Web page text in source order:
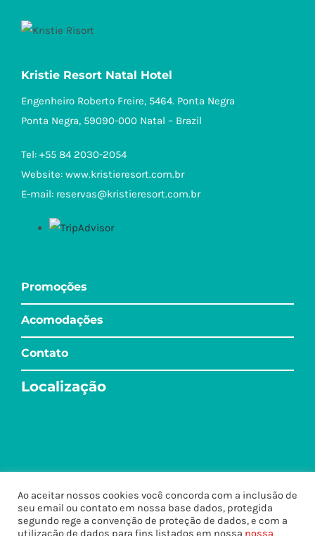
Kristie Resort Natal Hotel
Engenheiro Roberto Freire, 5464. Ponta Negra
Ponta Negra, 59090-000 Natal – Brazil
Tel: +55 84 2030-2054
Website: www.kristieresort.com.br
E-mail: reservas@kristieresort.com.br
Promoções
Acomodações
Contato
Localização
Ao aceitar nossos cookies você concorda com a inclusão de
seu email ou contato em nossa base dados, protegida
segundo rege a convenção de proteção de dados, e com a
utilização de dados para fins listados em nossa nossa